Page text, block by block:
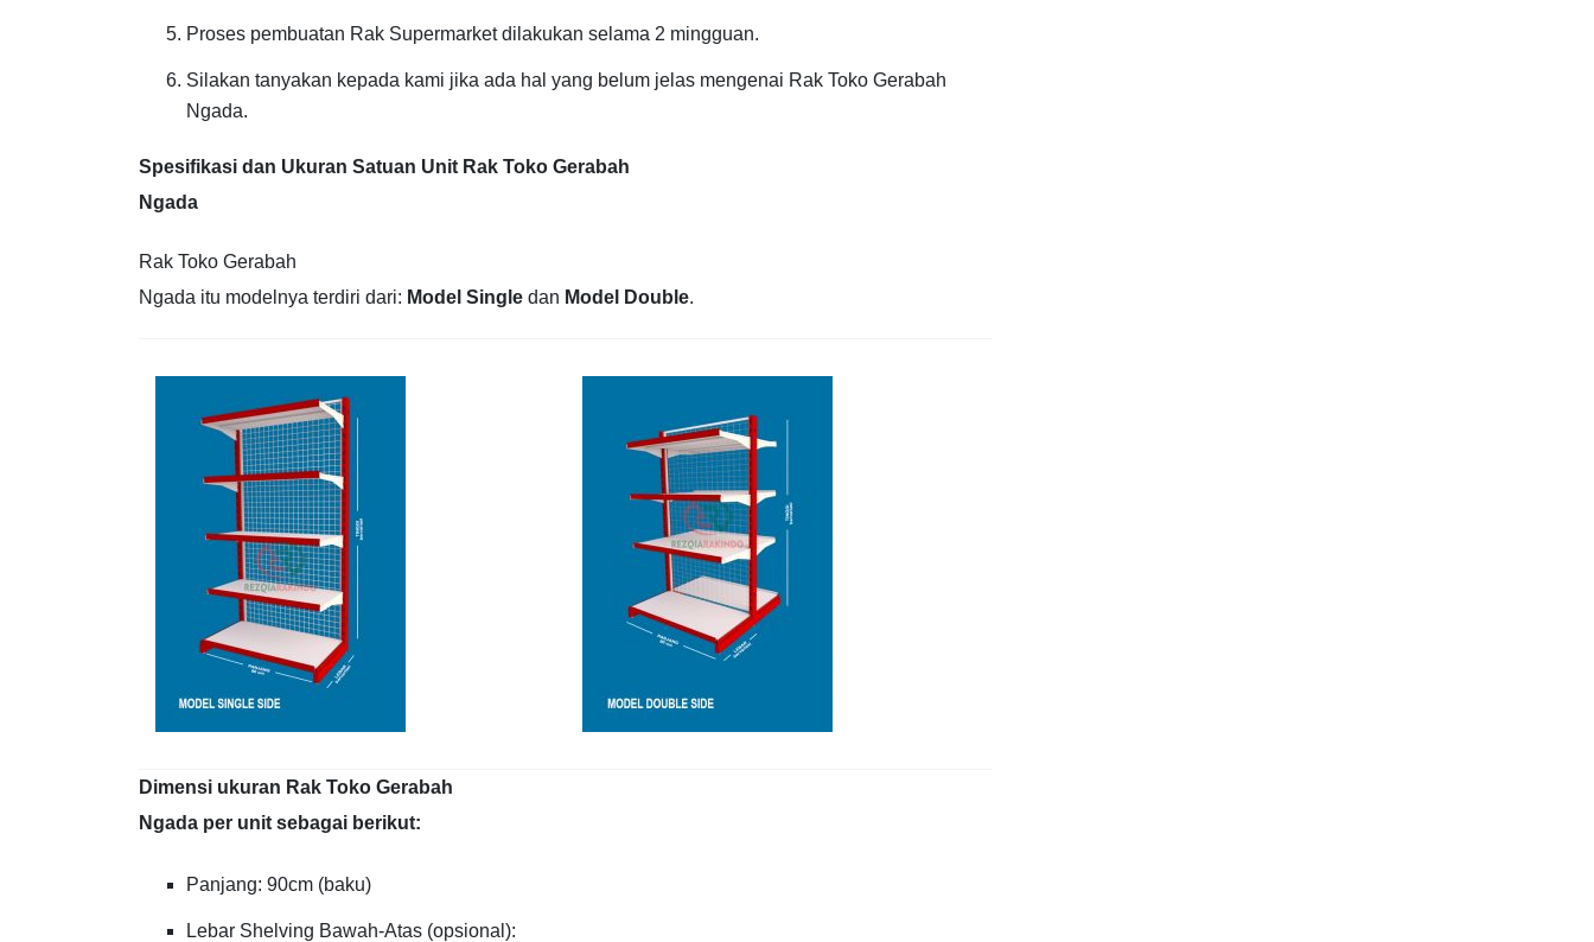
Proses pembuatan Rak Supermarket dilakukan selama 2 mingguan.
Silakan tanyakan kepada kami jika ada hal yang belum jelas mengenai Rak Toko Gerabah
Ngada.
Spesifikasi dan Ukuran Satuan Unit Rak Toko Gerabah
Ngada
Rak Toko Gerabah
Ngada itu modelnya terdiri dari: Model Single dan Model Double.
Dimensi ukuran Rak Toko Gerabah
Ngada per unit sebagai berikut:
Panjang: 90cm (baku)
Lebar Shelving Bawah-Atas (opsional):